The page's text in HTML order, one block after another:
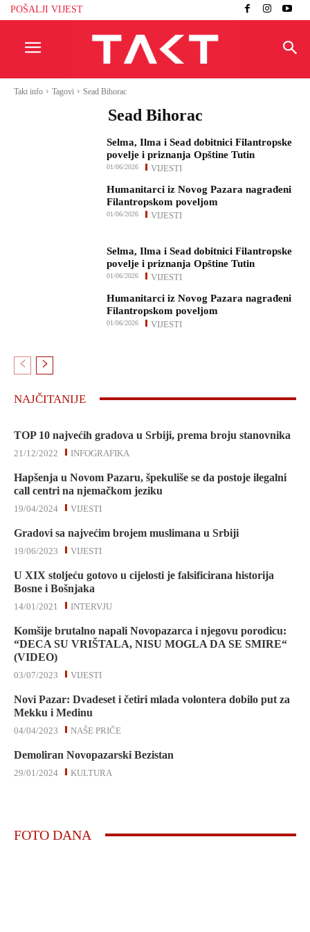
POŠALJI VIJEST
Takt info Tagovi Sead Bihorac
Sead Bihorac
Selma, Ilma i Sead dobitnici Filantropske
povelje i priznanja Opštine Tutin
VIJESTI
01/06/2026
Humanitarci iz Novog Pazara nagrađeni
Filantropskom poveljom
VIJESTI
01/06/2026
Selma, Ilma i Sead dobitnici Filantropske
povelje i priznanja Opštine Tutin
VIJESTI
01/06/2026
Humanitarci iz Novog Pazara nagrađeni
Filantropskom poveljom
VIJESTI
01/06/2026
NAJČITANIJE
TOP 10 najvećih gradova u Srbiji, prema broju stanovnika
INFOGRAFIKA
21/12/2022
Hapšenja u Novom Pazaru, špekuliše se da postoje ilegalni
call centri na njemačkom jeziku
VIJESTI
19/04/2024
Gradovi sa najvećim brojem muslimana u Srbiji
VIJESTI
19/06/2023
U XIX stoljeću gotovo u cijelosti je falsificirana historija
Bosne i Bošnjaka
INTERVJU
14/01/2021
Komšije brutalno napali Novopazarca i njegovu porodicu:
“DECA SU VRIŠTALA, NISU MOGLA DA SE SMIRE“
(VIDEO)
VIJESTI
03/07/2023
Novi Pazar: Dvadeset i četiri mlada volontera dobilo put za
Mekku i Medinu
NAŠE PRIČE
04/04/2023
Demoliran Novopazarski Bezistan
KULTURA
29/01/2024
FOTO DANA